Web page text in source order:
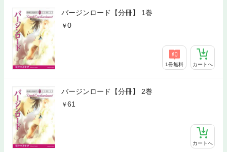
バージンロード【分冊】 1巻
0
1冊無料 カートへ
バージンロード【分冊】 2巻
61
カートへ